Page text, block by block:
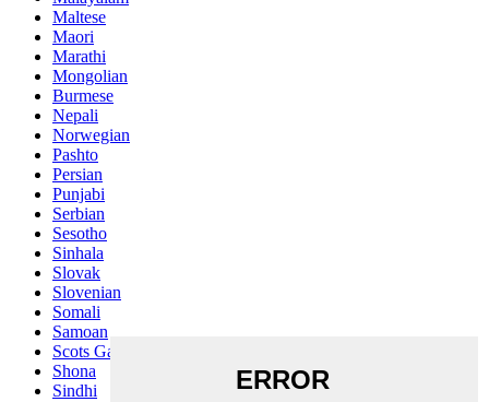
Maltese
Maori
Marathi
Mongolian
Burmese
Nepali
Norwegian
Pashto
Persian
Punjabi
Serbian
Sesotho
Sinhala
Slovak
Slovenian
Somali
Samoan
Scots Gaelic
Shona
Sindhi